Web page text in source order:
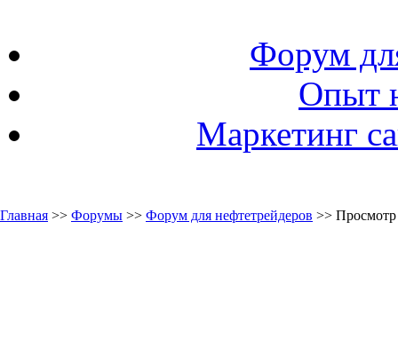
Форум
Опыт
Маркетинг
Главная >> Форумы >> Форум для нефтетрейдеров >>